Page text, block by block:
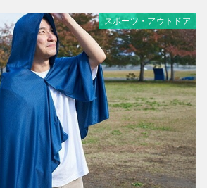
スポーツ・アウトドア